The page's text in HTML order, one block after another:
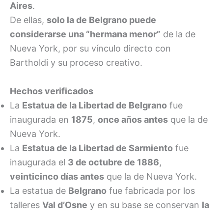
Aires.
De ellas, solo la de Belgrano puede
considerarse una “hermana menor” de la de
Nueva York, por su vínculo directo con
Bartholdi y su proceso creativo.
Hechos verificados
La Estatua de la Libertad de Belgrano fue
inaugurada en 1875, once años antes que la de
Nueva York.
La Estatua de la Libertad de Sarmiento fue
inaugurada el 3 de octubre de 1886,
veinticinco días antes que la de Nueva York.
La estatua de Belgrano fue fabricada por los
talleres Val d’Osne y en su base se conservan la